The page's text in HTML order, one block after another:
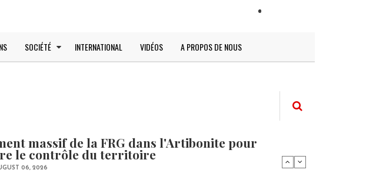
SOCIÉTÉ INTERNATIONAL VIDÉOS A PROPOS DE NOUS
massif de la FRG dans l'Artibonite pour
le contrôle du territoire
06, 2026